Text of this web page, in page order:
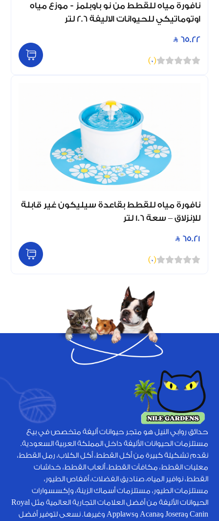
نافورة مياه للقطط من نو باوبلمز - موزع مياه
اوتوماتيكي للحيوانات الاليفة 2.6 لتر
65.22
(
0
)
نافورة مياه للقطط بقاعدة سيليكون غير قابلة
للإنزلاق – سعة 1.6 لتر
65.21
(
0
)
حدائق روابي النيل هو متجر حيوانات أليفة متخصص في بيع
مستلزمات الحيوانات الأليفة داخل المملكة العربية السعودية.
نقدم تشكيلة كبيرة من أكل القطط، أكل الكلاب، رمل القطط،
معلبات القطط، مكافآت القطط، ألعاب القطط، خداشات
القطط، نوافير المياه، صناديق الفضلات، أقفاص الطيور،
مستلزمات الطيور، مستلزمات أسماك الزينة، وإكسسوارات
الحيوانات الأليفة من أفضل العلامات التجارية العالمية مثل Royal
Canin وJosera وAcana وApplaws وغيرها. نسعى لتوفير أفضل